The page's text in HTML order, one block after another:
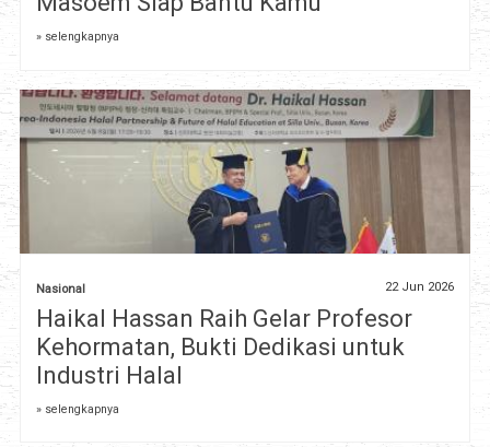
» selengkapnya
Nasional 22 Jun 2026
Haikal Hassan Raih Gelar Profesor
Kehormatan, Bukti Dedikasi untuk
Industri Halal
» selengkapnya